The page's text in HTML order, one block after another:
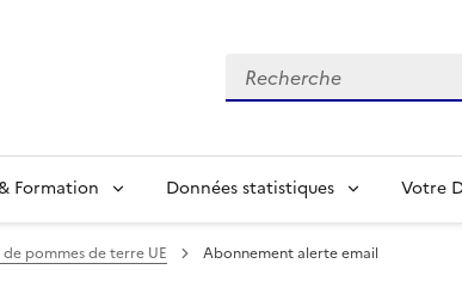
Recherche
Formation Données statistiques Votre
pommes de terre UE Abonnement alerte email